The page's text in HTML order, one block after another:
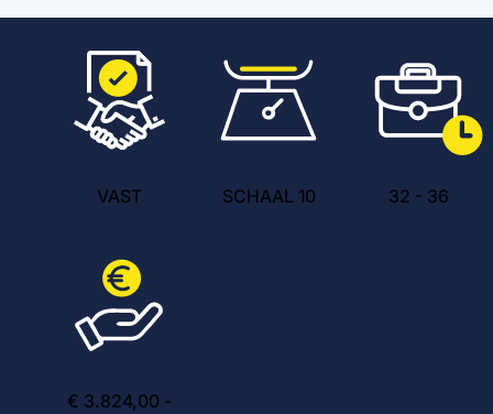
VAST SCHAAL 10 32 - 36
€ 3.824,00 -